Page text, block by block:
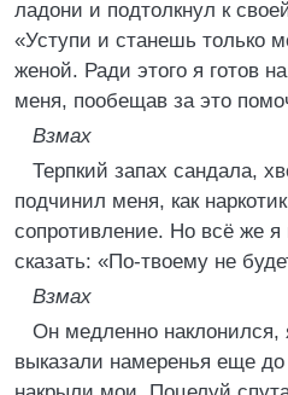
ладони и подтолкнул к
«Уступи и станешь только
женой. Ради этого я готов
меня, пообещав за это
Взмах
Терпкий запах сандала,
подчинил меня, как
сопротивление. Но всё же
сказать: «По-твоему не
Взмах
Он медленно наклонился,
выказали намеренья еще до